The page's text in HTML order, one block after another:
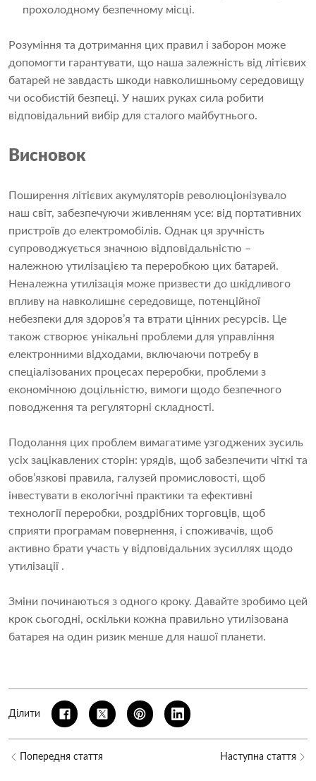
прохолодному безпечному місці.
Розуміння та дотримання цих правил і заборон може
допомогти гарантувати, що наша залежність від літієвих
батарей не завдасть шкоди навколишньому середовищу
чи особистій безпеці. У наших руках сила робити
відповідальний вибір для сталого майбутнього.
Висновок
Поширення літієвих акумуляторів революціонізувало
наш світ, забезпечуючи живленням усе: від портативних
пристроїв до електромобілів. Однак ця зручність
супроводжується значною відповідальністю –
належною утилізацією та переробкою цих батарей.
Неналежна утилізація може призвести до шкідливого
впливу на навколишнє середовище, потенційної
небезпеки для здоров’я та втрати цінних ресурсів. Це
також створює унікальні проблеми для управління
електронними відходами, включаючи потребу в
спеціалізованих процесах переробки, проблеми з
економічною доцільністю, вимоги щодо безпечного
поводження та регуляторні складності.
Подолання цих проблем вимагатиме узгоджених зусиль
усіх зацікавлених сторін: урядів, щоб забезпечити чіткі та
обов’язкові правила, галузей промисловості, щоб
інвестувати в екологічні практики та ефективні
технології переробки, роздрібних торговців, щоб
сприяти програмам повернення, і споживачів, щоб
активно брати участь у відповідальних зусиллях щодо
утилізації .
Зміни починаються з одного кроку. Давайте зробимо цей
крок сьогодні, оскільки кожна правильно утилізована
батарея на один ризик менше для нашої планети.
Ділити
Попередня стаття Наступна стаття